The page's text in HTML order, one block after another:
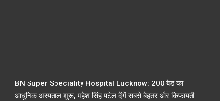
BN Super Speciality Hospital Lucknow: 200 बेड का
आधुनिक अस्पताल शुरू, महेश सिंह पटेल देंगें सबसे बेहतर और किफायती